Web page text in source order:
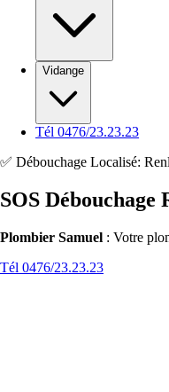
Vidange
Tél 0476/23.23.23
✅ Débouchage Localisé:
SOS Débouchage
Plombier Samuel : Votre
Tél 0476/23.23.23